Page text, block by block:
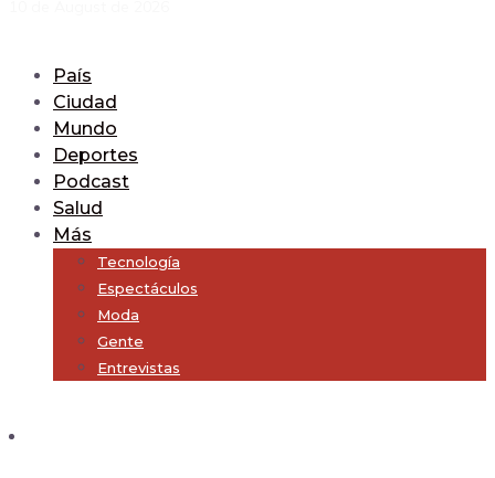
País
Ciudad
Mundo
Deportes
Podcast
Salud
Más
Tecnología
Espectáculos
Moda
Gente
Entrevistas